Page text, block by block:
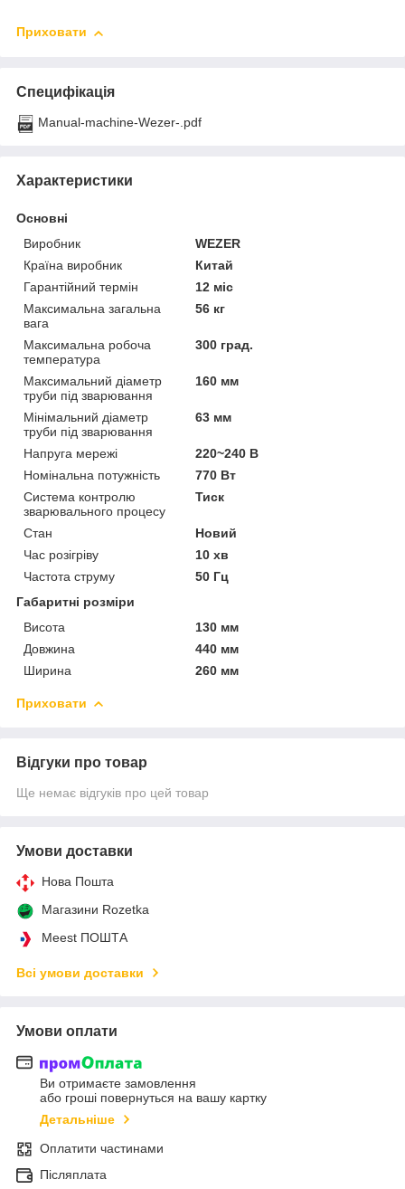
Приховати
Специфікація
Manual-machine-Wezer-.pdf
Характеристики
Основні
Виробник
WEZER
Країна виробник
Китай
Гарантійний термін
12 міс
Максимальна загальна
вага
56 кг
Максимальна робоча
температура
300 град.
Максимальний діаметр
труби під зварювання
160 мм
Мінімальний діаметр
труби під зварювання
63 мм
Напруга мережі
220~240 В
Номінальна потужність
770 Вт
Система контролю
зварювального процесу
Тиск
Стан
Новий
Час розігріву
10 хв
Частота струму
50 Гц
Габаритні розміри
Висота
130 мм
Довжина
440 мм
Ширина
260 мм
Приховати
Відгуки про товар
Ще немає відгуків про цей товар
Умови доставки
Нова Пошта
Магазини Rozetka
Meest ПОШТА
Всі умови доставки
Умови оплати
Ви отримаєте замовлення
або гроші повернуться на вашу картку
Детальніше
Оплатити частинами
Післяплата